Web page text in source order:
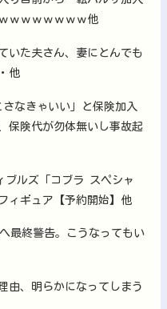
ｗｗｗｗｗｗｗ他
いた夫さん、妻にとんでも
他
なきゃいい」と保険加入
保険代が勿体無いし事故起
ブルズ「コブラ スペシャ
ィギュア【予約開始】他
最終警告。こうなってもい
由、明らかになってしまう